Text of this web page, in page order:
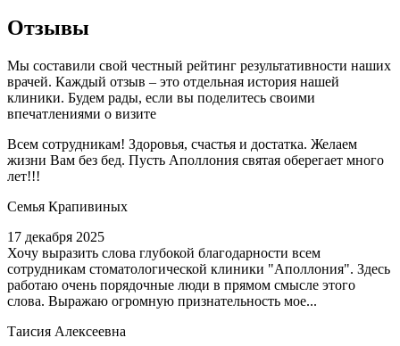
Отзывы
Мы составили свой честный рейтинг результативности наших
врачей. Каждый отзыв – это отдельная история нашей
клиники. Будем рады, если вы поделитесь своими
впечатлениями о визите
Всем сотрудникам! Здоровья, счастья и достатка. Желаем
жизни Вам без бед. Пусть Аполлония святая оберегает много
лет!!!
Семья Крапивиных
17 декабря 2025
Хочу выразить слова глубокой благодарности всем
сотрудникам стоматологической клиники "Аполлония". Здесь
работаю очень порядочные люди в прямом смысле этого
слова. Выражаю огромную признательность мое...
Таисия Алексеевна